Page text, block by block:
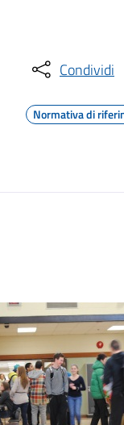
Condividi
Normativa di